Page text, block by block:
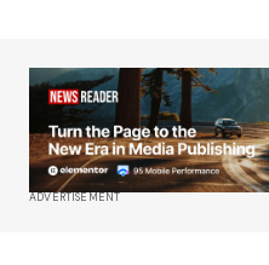
ADVERTISEMENT